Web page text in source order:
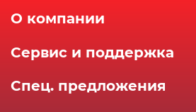
О компании
Сервисный центр
Сервис и поддержка
Спец. предложения